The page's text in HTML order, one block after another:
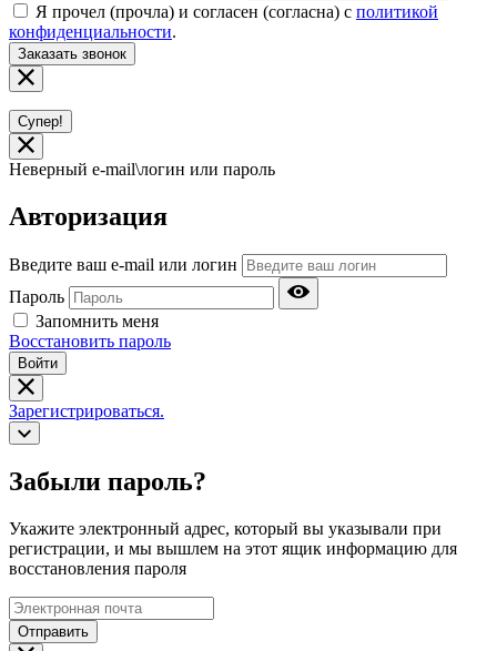
Я прочел (прочла) и согласен (согласна) с политикой
конфиденциальности.
Заказать звонок
Супер!
Неверный e-mail\логин или пароль
Авторизация
Введите ваш e-mail или логин
Пароль
Запомнить меня
Восстановить пароль
Войти
Зарегистрироваться.
Забыли пароль?
Укажите электронный адрес, который вы указывали при
регистрации, и мы вышлем на этот ящик информацию для
восстановления пароля
Отправить